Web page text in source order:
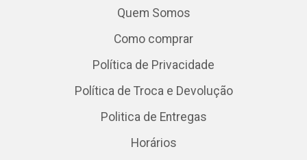
Quem Somos
Como comprar
Política de Privacidade
Política de Troca e Devolução
Politica de Entregas
Horários